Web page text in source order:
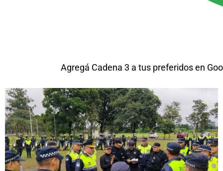
Agregá Cadena 3 a tus preferidos en